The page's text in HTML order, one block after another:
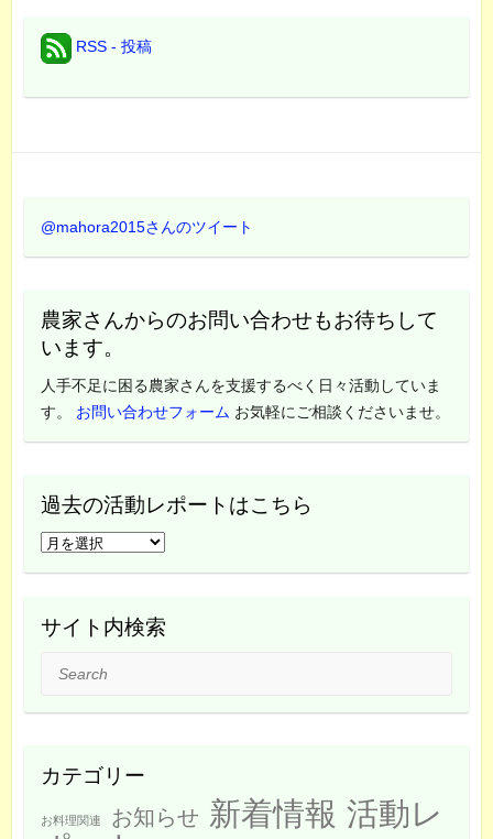
RSS - 投稿
@mahora2015さんのツイート
農家さんからのお問い合わせもお待ちして
います。
人手不足に困る農家さんを支援するべく日々活動していま
す。 お問い合わせフォーム お気軽にご相談くださいませ。
過去の活動レポートはこちら
過
去
活
は
ち
サイト内検索
Search
カテゴリー
お料理関連 お知らせ 新着情報 活動レ